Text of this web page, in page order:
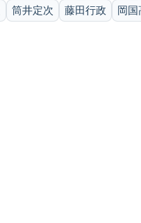
筒井定次 藤田行政
岡国